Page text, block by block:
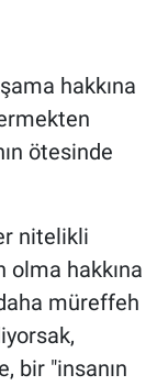
hakkına
ötesinde
nitelikli
olma hakkına
müreffeh
bir "insanın